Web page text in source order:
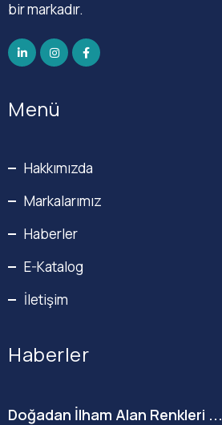
bir markadır.
Menü
Hakkımızda
Markalarımız
Haberler
E-Katalog
İletişim
Haberler
Doğadan İlham Alan Renkleri ...